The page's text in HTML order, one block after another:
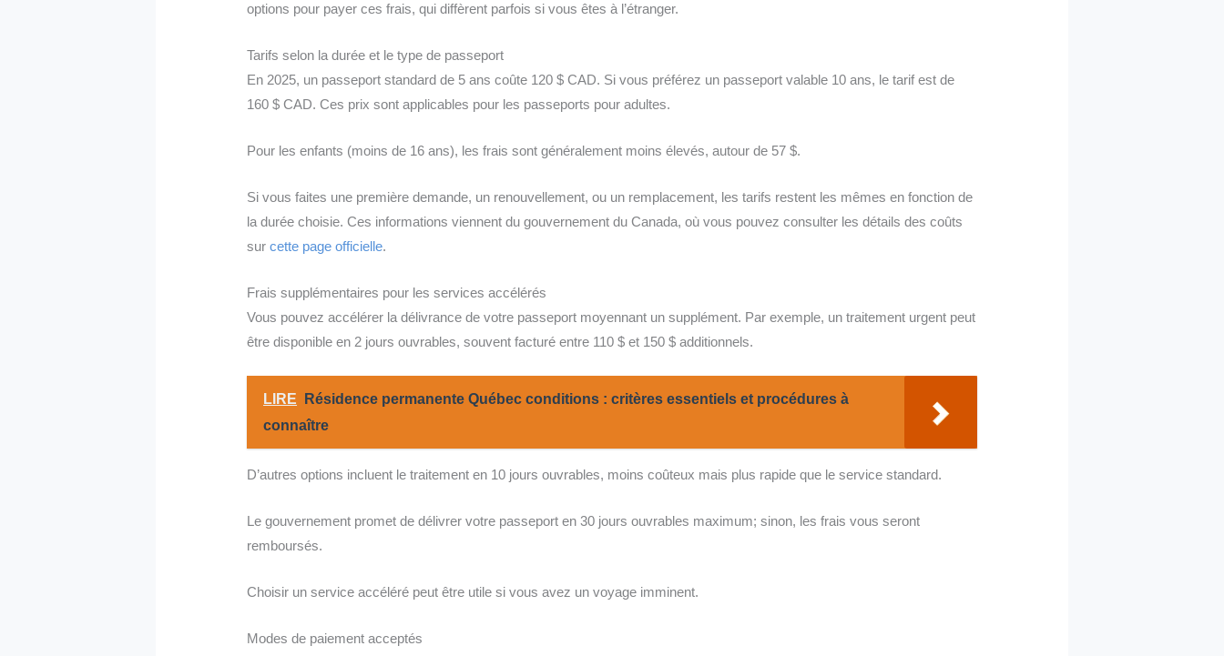
options pour payer ces frais, qui diffèrent parfois si vous êtes à l’étranger.
Tarifs selon la durée et le type de passeport
En 2025, un passeport standard de 5 ans coûte 120 $ CAD. Si vous préférez un passeport valable 10 ans, le tarif est de
160 $ CAD. Ces prix sont applicables pour les passeports pour adultes.
Pour les enfants (moins de 16 ans), les frais sont généralement moins élevés, autour de 57 $.
Si vous faites une première demande, un renouvellement, ou un remplacement, les tarifs restent les mêmes en fonction de
la durée choisie. Ces informations viennent du gouvernement du Canada, où vous pouvez consulter les détails des coûts
surcette page officielle.
Frais supplémentaires pour les services accélérés
Vous pouvez accélérer la délivrance de votre passeport moyennant un supplément. Par exemple, un traitement urgent peut
être disponible en 2 jours ouvrables, souvent facturé entre 110 $ et 150 $ additionnels.
LIRE
Résidence permanente Québec conditions : critères essentiels et procédures à
connaître
D’autres options incluent le traitement en 10 jours ouvrables, moins coûteux mais plus rapide que le service standard.
Le gouvernement promet de délivrer votre passeport en 30 jours ouvrables maximum; sinon, les frais vous seront
remboursés.
Choisir un service accéléré peut être utile si vous avez un voyage imminent.
Modes de paiement acceptés